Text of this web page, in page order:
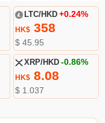
LTC/HKD +0.24%
HK$358
$ 45.95
XRP/HKD -0.86%
HK$8.08
$ 1.037